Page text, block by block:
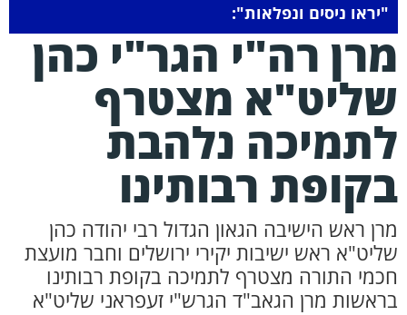
"יראו ניסים ונפלאות":
רה"י הגר"י כהן
מצטרף
נלהבת
רבותינו
ראש הישיבה הגאון הגדול רבי יהודה כהן
ראש ישיבות יקירי ירושלים וחבר מועצת
התורה מצטרף לתמיכה בקופת רבותינו
מרן הגאב"ד הגרש"י זעפראני שליט"א